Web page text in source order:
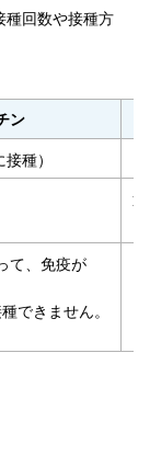
種回数や接種方
ン
種）
て、免疫が
できません。